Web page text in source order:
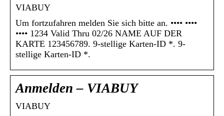
VIABUY
Um fortzufahren melden Sie sich bitte an. •••• ••••
•••• 1234 Valid Thru 02/26 NAME AUF DER
KARTE 123456789. 9-stellige Karten-ID *. 9-
stellige Karten-ID *.
Anmelden – VIABUY
VIABUY